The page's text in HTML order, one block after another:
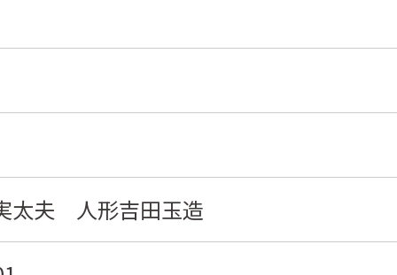
太夫 人形吉田玉造